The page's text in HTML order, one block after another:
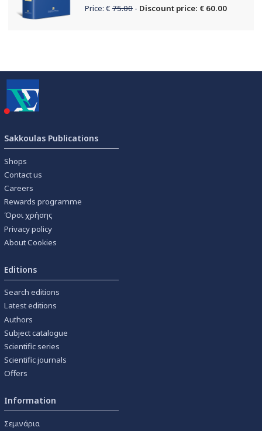
Price: € 75.00 - Discount price: € 60.00
Sakkoulas Publications
Shops
Contact us
Careers
Rewards programme
Όροι χρήσης
Privacy policy
About Cookies
Editions
Search editions
Latest editions
Authors
Subject catalogue
Scientific series
Scientific journals
Offers
Information
Σεμινάρια